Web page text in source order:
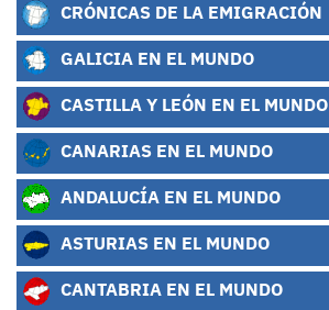
CRÓNICAS DE LA EMIGRACIÓN
GALICIA EN EL MUNDO
CASTILLA Y LEÓN EN EL MUNDO
CANARIAS EN EL MUNDO
ANDALUCÍA EN EL MUNDO
ASTURIAS EN EL MUNDO
CANTABRIA EN EL MUNDO